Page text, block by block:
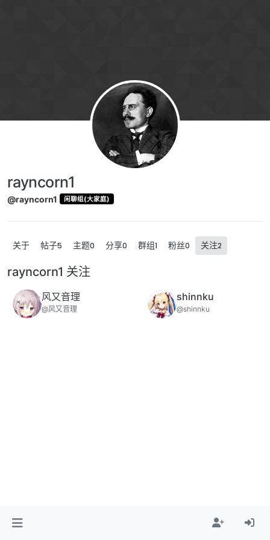
rayncorn1
@rayncorn1 闲聊组(大家庭)
关于 帖子5 主题0 分享0 群组1 粉丝0 关注2
rayncorn1 关注
风又音理
@风又音理
shinnku
@shinnku